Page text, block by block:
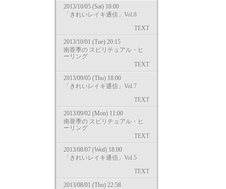
2013/10/05 (Sat) 18:00
「きれいレイキ通信」Vol.8
TEXT
2013/10/01 (Tue) 20:15
南亜季の スピリチュアル・ヒ
ーリング
TEXT
2013/09/05 (Thu) 18:00
「きれいレイキ通信」Vol.7
TEXT
2013/09/02 (Mon) 11:00
南亜季の スピリチュアル・ヒ
ーリング
TEXT
2013/08/07 (Wed) 18:00
「きれいレイキ通信」Vol.5
TEXT
2013/08/01 (Thu) 22:58